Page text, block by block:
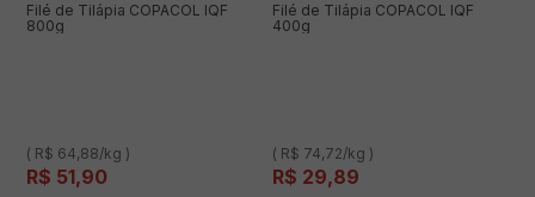
Filé de Tilápia COPACOL IQF
800g
( R$ 64,88/kg )
R$ 51,90
Filé de Tilápia COPACOL IQF
400g
( R$ 74,72/kg )
R$ 29,89